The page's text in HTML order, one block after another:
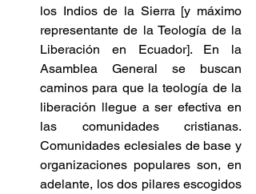
los Indios de la Sierra [y máximo
representante de la Teología de la
Liberación en Ecuador]. En la
Asamblea General se buscan
caminos para que la teología de la
liberación llegue a ser efectiva en
las comunidades cristianas.
Comunidades eclesiales de base y
organizaciones populares son, en
adelante, los dos pilares escogidos